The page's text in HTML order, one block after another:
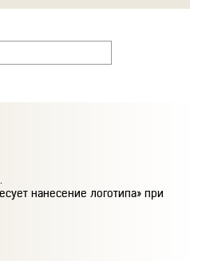
нанесение логотипа» при